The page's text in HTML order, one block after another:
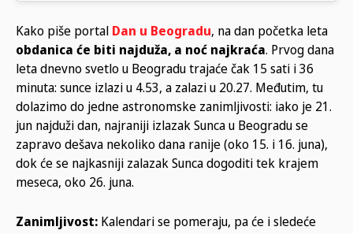
Kako piše portal Dan u Beogradu, na dan početka leta
obdanica će biti najduža, a noć najkraća. Prvog dana
leta dnevno svetlo u Beogradu trajaće čak 15 sati i 36
minuta: sunce izlazi u 4.53, a zalazi u 20.27. Međutim, tu
dolazimo do jedne astronomske zanimljivosti: iako je 21.
jun najduži dan, najraniji izlazak Sunca u Beogradu se
zapravo dešava nekoliko dana ranije (oko 15. i 16. juna),
dok će se najkasniji zalazak Sunca dogoditi tek krajem
meseca, oko 26. juna.
Zanimljivost: Kalendari se pomeraju, pa će i sledeće